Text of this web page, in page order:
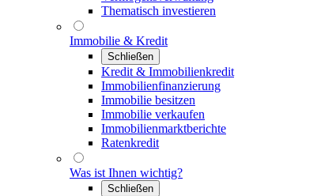
Thematisch investieren
Immobilie & Kredit
Schließen
Kredit & Immobilienkredit
Immobilienfinanzierung
Immobilie besitzen
Immobilie verkaufen
Immobilienmarktberichte
Ratenkredit
Was ist Ihnen wichtig?
Schließen